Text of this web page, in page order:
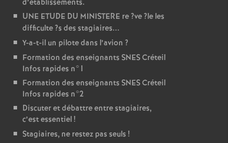
d’établissements.
UNE ETUDE DU MINISTERE re?ve?le les
difficulte?s des stagiaires...
Y-a-t-il un pilote dans l’avion ?
Formation des enseignants SNESCréteil
Infos rapides n°1
Formation des enseignants SNESCréteil
Infos rapides n°2
Discuter et débattre entre stagiaires,
c’est essentiel!
Stagiaires, ne restez pas seuls !